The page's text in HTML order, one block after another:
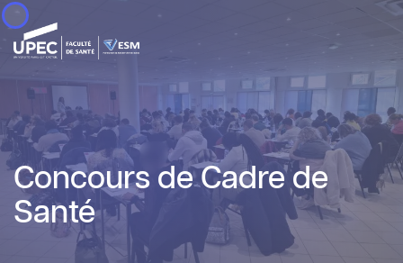
Panneau de gestion des cookies
Concours de Cadre de
Santé